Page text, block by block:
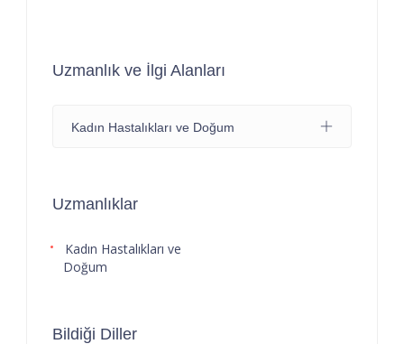
Uzmanlık ve İlgi Alanları
Kadın Hastalıkları ve Doğum
Uzmanlıklar
Kadın Hastalıkları ve
Doğum
Bildiği Diller